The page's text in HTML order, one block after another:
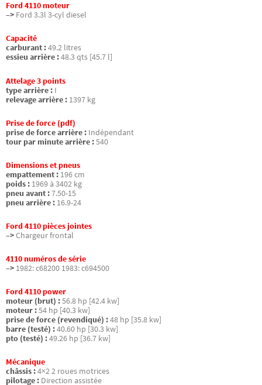
Ford 4110 moteur
–> Ford 3.3l 3-cyl diesel
Capacité
carburant :49.2 litres
essieu arrière :48.3 qts [45.7 l]
Attelage 3 points
type arrière : I
relevage arrière : 1397 kg
Prise de force (pdf)
prise de force arrière : Indépendant
tour par minute arrière :540
Dimensions et pneus
empattement : 196 cm
poids : 1969 à 3402 kg
pneu avant :7.50-15
pneu arrière : 16.9-24
Ford 4110 pièces jointes
–>Chargeur frontal
4110 numéros de série
–> 1982: c68200 1983: c694500
Ford 4110 power
moteur (brut) :56.8 hp [42.4 kw]
moteur :54 hp [40.3 kw]
prise de force (revendiqué) :48 hp [35.8 kw]
barre (testé) :40.60 hp [30.3 kw]
pto (testé) :49.26 hp [36.7 kw]
Mécanique
châssis :4×2 2 roues motrices
pilotage : Direction assistée